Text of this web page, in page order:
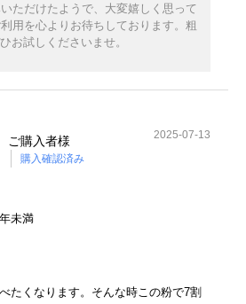
ただけたようで、大変嬉しく思って
用を心よりお待ちしております。粗
お試しくださいませ。
ご購入者様
購入確認済み
2025-07-13
未満
たくなります。そんな時この粉で7割